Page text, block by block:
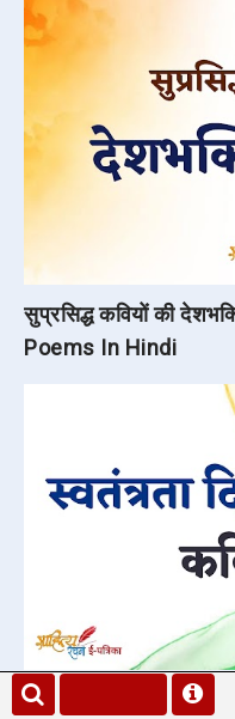
सुप्रसिद्ध कवियों की
Poems In Hindi
स्वतंत्रता दिवस पर